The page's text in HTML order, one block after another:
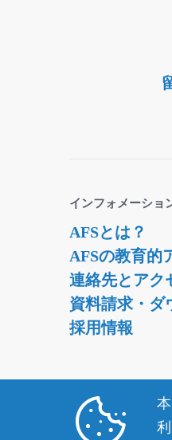
マレーシア -
ヨーロッパ
オーストリア
ベルギー（オ
ベルギー（フ
デンマーク -
フィンラン
フランス -
インフォメーショ
AFSとは？
AFSの教育的
連絡先とアク
資料請求・ダ
採用情報